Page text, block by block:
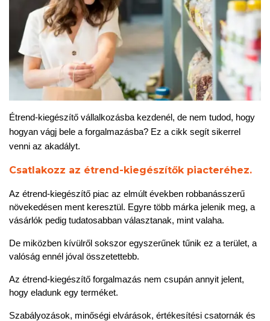
Étrend-kiegészítő vállalkozásba kezdenél, de nem tudod, hogy
hogyan vágj bele a forgalmazásba? Ez a cikk segít sikerrel
venni az akadályt.
Csatlakozz az étrend-kiegészítők piacteréhez.
Az étrend-kiegészítő piac az elmúlt években robbanásszerű
növekedésen ment keresztül. Egyre több márka jelenik meg, a
vásárlók pedig tudatosabban választanak, mint valaha.
De miközben kívülről sokszor egyszerűnek tűnik ez a terület, a
valóság ennél jóval összetettebb.
Az étrend-kiegészítő forgalmazás nem csupán annyit jelent,
hogy eladunk egy terméket.
Szabályozások, minőségi elvárások, értékesítési csatornák és